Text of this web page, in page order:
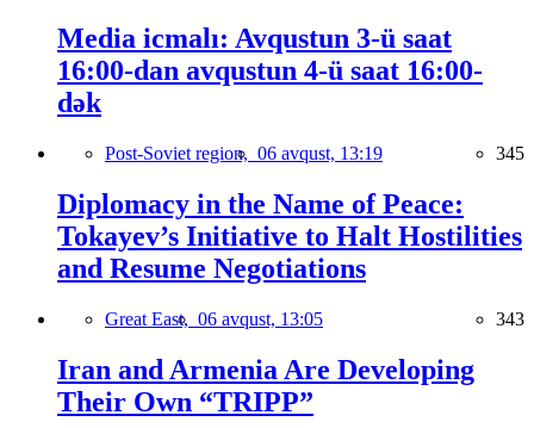
Media icmalı: Avqustun 3-ü saat
16:00-dan avqustun 4-ü saat 16:00-
dək
Post-Soviet region, 06 avqust, 13:19 345
Diplomacy in the Name of Peace:
Tokayev’s Initiative to Halt Hostilities
and Resume Negotiations
Great East, 06 avqust, 13:05 343
Iran and Armenia Are Developing
Their Own “TRIPP”